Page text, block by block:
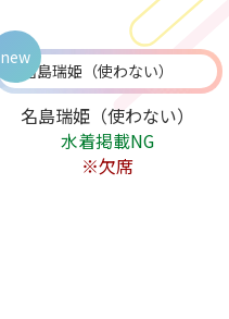
名島瑞姫（使わない）
水着掲載NG
※欠席
new